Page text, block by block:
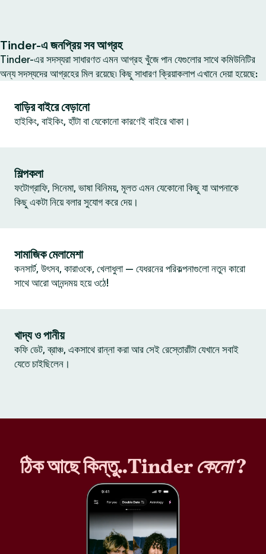
Tinder-এ জনপ্রিয় সব আগ্রহ
Tinder-এর সদস্যরা সাধারণত এমন আগ্রহ খুঁজে পান যেগুলোর সাথে কমিউনিটির
অন্য সদস্যদের আগ্রহের মিল রয়েছে৷ কিছু সাধারণ ক্রিয়াকলাপ এখানে দেয়া হয়েছে:
বাড়ির বাইরে বেড়ানো
হাইকিং, বাইকিং, হাঁটা বা যেকোনো কারণেই বাইরে থাকা।
শিল্পকলা
ফটোগ্রাফি, সিনেমা, ভাষা বিনিময়, মূলত এমন যেকোনো কিছু যা আপনাকে
কিছু একটা নিয়ে বলার সুযোগ করে দেয়।
সামাজিক মেলামেশা
কনসার্ট, উৎসব, কারাওকে, খেলাধুলা — যেধরনের পরিকল্পনাগুলো নতুন কারো
সাথে আরো আনন্দময় হয়ে ওঠে!
খাদ্য ও পানীয়
কফি ডেট, ব্রাঞ্চ, একসাথে রান্না করা আর সেই রেস্তোরাঁটা যেখানে সবাই
যেতে চাইছিলেন।
ঠিক আছে কিন্তু..Tinderকেনো?